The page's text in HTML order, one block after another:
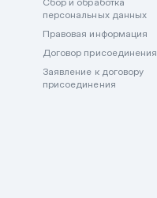
персональных данных
Правовая информация
Договор присоединения
Заявление к договору
присоединения